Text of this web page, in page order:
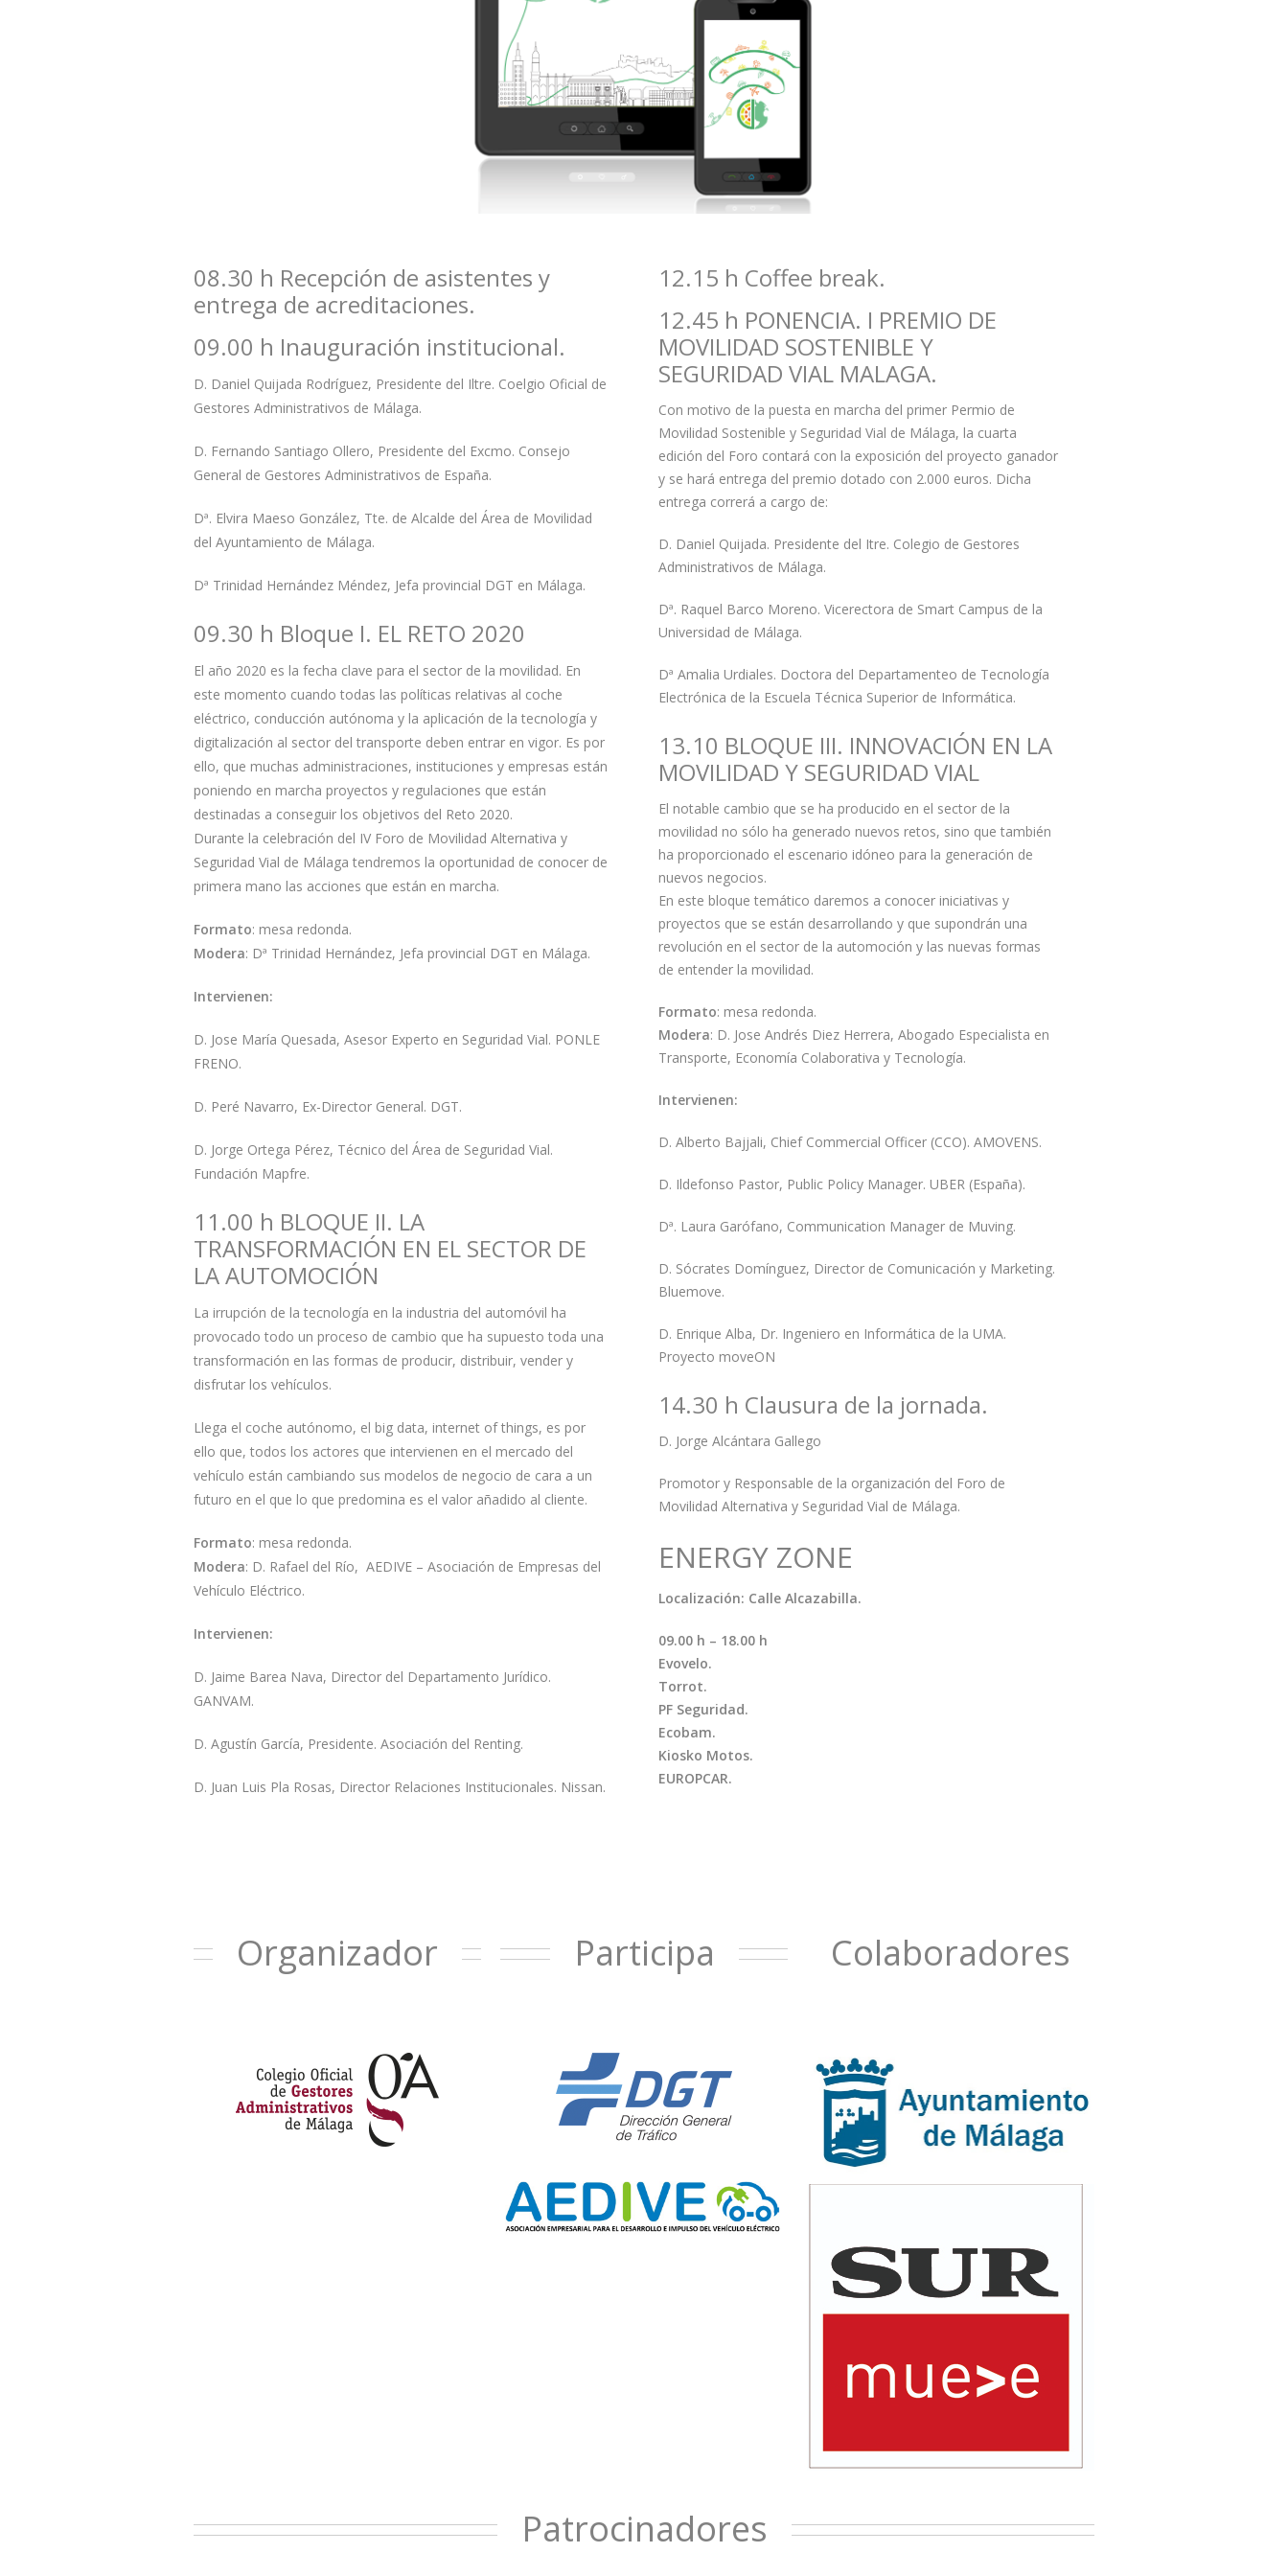
08.30 h Recepción de asistentes y
entrega de acreditaciones.
09.00 h Inauguración institucional.
D. Daniel Quijada Rodríguez, Presidente del Iltre. Coelgio Oficial de
Gestores Administrativos de Málaga.
D. Fernando Santiago Ollero, Presidente del Excmo. Consejo
General de Gestores Administrativos de España.
Dª. Elvira Maeso González, Tte. de Alcalde del Área de Movilidad
del Ayuntamiento de Málaga.
Dª Trinidad Hernández Méndez, Jefa provincial DGT en Málaga.
09.30 h Bloque I. EL RETO 2020
El año 2020 es la fecha clave para el sector de la movilidad. En
este momento cuando todas las políticas relativas al coche
eléctrico, conducción autónoma y la aplicación de la tecnología y
digitalización al sector del transporte deben entrar en vigor. Es por
ello, que muchas administraciones, instituciones y empresas están
poniendo en marcha proyectos y regulaciones que están
destinadas a conseguir los objetivos del Reto 2020.
Durante la celebración del IV Foro de Movilidad Alternativa y
Seguridad Vial de Málaga tendremos la oportunidad de conocer de
primera mano las acciones que están en marcha.
Formato: mesa redonda.
Modera: Dª Trinidad Hernández, Jefa provincial DGT en Málaga.
Intervienen:
D. Jose María Quesada, Asesor Experto en Seguridad Vial. PONLE
FRENO.
D. Peré Navarro, Ex-Director General. DGT.
D. Jorge Ortega Pérez, Técnico del Área de Seguridad Vial.
Fundación Mapfre.
11.00 h BLOQUE II. LA
TRANSFORMACIÓN EN EL SECTOR DE
LA AUTOMOCIÓN
La irrupción de la tecnología en la industria del automóvil ha
provocado todo un proceso de cambio que ha supuesto toda una
transformación en las formas de producir, distribuir, vender y
disfrutar los vehículos.
Llega el coche autónomo, el big data, internet of things, es por
ello que, todos los actores que intervienen en el mercado del
vehículo están cambiando sus modelos de negocio de cara a un
futuro en el que lo que predomina es el valor añadido al cliente.
Formato: mesa redonda.
Modera: D. Rafael del Río, AEDIVE – Asociación de Empresas del
Vehículo Eléctrico.
Intervienen:
D. Jaime Barea Nava, Director del Departamento Jurídico.
GANVAM.
D. Agustín García, Presidente. Asociación del Renting.
D. Juan Luis Pla Rosas, Director Relaciones Institucionales. Nissan.
12.15 h Coffee break.
12.45 h PONENCIA. I PREMIO DE
MOVILIDAD SOSTENIBLE Y
SEGURIDAD VIAL MALAGA.
Con motivo de la puesta en marcha del primer Permio de
Movilidad Sostenible y Seguridad Vial de Málaga, la cuarta
edición del Foro contará con la exposición del proyecto ganador
y se hará entrega del premio dotado con 2.000 euros. Dicha
entrega correrá a cargo de:
D. Daniel Quijada. Presidente del Itre. Colegio de Gestores
Administrativos de Málaga.
Dª. Raquel Barco Moreno. Vicerectora de Smart Campus de la
Universidad de Málaga.
Dª Amalia Urdiales. Doctora del Departamenteo de Tecnología
Electrónica de la Escuela Técnica Superior de Informática.
13.10 BLOQUE III. INNOVACIÓN EN LA
MOVILIDAD Y SEGURIDAD VIAL
El notable cambio que se ha producido en el sector de la
movilidad no sólo ha generado nuevos retos, sino que también
ha proporcionado el escenario idóneo para la generación de
nuevos negocios.
En este bloque temático daremos a conocer iniciativas y
proyectos que se están desarrollando y que supondrán una
revolución en el sector de la automoción y las nuevas formas
de entender la movilidad.
Formato: mesa redonda.
Modera: D. Jose Andrés Diez Herrera, Abogado Especialista en
Transporte, Economía Colaborativa y Tecnología.
Intervienen:
D. Alberto Bajjali, Chief Commercial Officer (CCO). AMOVENS.
D. Ildefonso Pastor, Public Policy Manager. UBER (España).
Dª. Laura Garófano, Communication Manager de Muving.
D. Sócrates Domínguez, Director de Comunicación y Marketing.
Bluemove.
D. Enrique Alba, Dr. Ingeniero en Informática de la UMA.
Proyecto moveON
14.30 h Clausura de la jornada.
D. Jorge Alcántara Gallego
Promotor y Responsable de la organización del Foro de
Movilidad Alternativa y Seguridad Vial de Málaga.
ENERGY ZONE
Localización: Calle Alcazabilla.
09.00 h – 18.00 h
Evovelo.
Torrot.
PF Seguridad.
Ecobam.
Kiosko Motos.
EUROPCAR.
Organizador Participa Colaboradores
Patrocinadores